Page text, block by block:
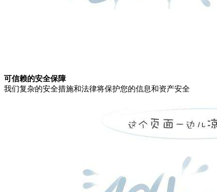
可信赖的安全保障
我们复杂的安全措施和法律将保护您的信息和资产安全